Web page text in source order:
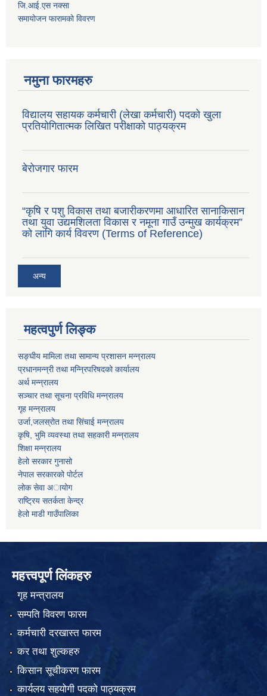
जि.आई.एस नक्सा
समायोजन फारामको विवरण
नमुना फारमहरु
विद्यालय सहायक कर्मचारी (लेखा कर्मचारी) पदको खुला
प्रतियोगितात्मक लिखित परीक्षाको पाठ्यक्रम
बेरोजगार फारम
“कृषि र पशु विकास तथा बजारीकरणमा आधारित सानाकिसान
तथा युवा उद्यमशिलता विकास र नमूना गाउँ उन्मुख कार्यक्रम”
को लागि कार्य विवरण (Terms of Reference)
अन्य
महत्वपुर्ण लिङ्क
सङ्घीय मामिला तथा सामान्य प्रशासन मन्न्रालय
प्रधानमन्न्री तथा मन्न्रिपरिषदको कार्यालय
अर्थ मन्न्रालय
सञ्चार तथा सूचना प्रविधि मन्न्रालय
गृह मन्न्रालय
उर्जा,जलस्रोत तथा सिंचाई मन्न्रालय
कृषि, भुमि व्यवस्था तथा सहकारी मन्न्रालय
शिक्षा मन्न्रालय
हेलो सरकार गुनासो
नेपाल सरकारको पोर्टल
लोक सेवा अायोग
राष्ट्रिय सतर्कता केन्द्र
हेलो माडी गाउँपालिका
महत्त्वपूर्ण लिंकहरु
गृह मन्त्रालय
सम्पति विवरण फारम
कर्मचारी दरखास्त फारम
कर तथा शुल्कहरु
किसान सूचीकरण फारम
कार्यलय सहयोगी पदको पाठ्यक्रम